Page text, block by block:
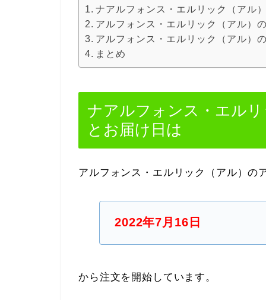
ナアルフォンス・エルリック（アル
アルフォンス・エルリック（アル）
アルフォンス・エルリック（アル）
まとめ
ナアルフォンス・エル
とお届け日は
アルフォンス・エルリック（アル）の
2022年7月16日
から注文を開始しています。